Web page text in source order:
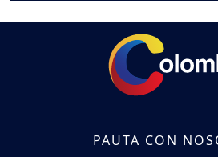
PAUTA CON